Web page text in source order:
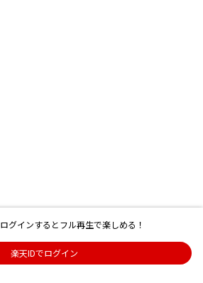
ログインするとフル再生で楽しめる！
楽天IDでログイン